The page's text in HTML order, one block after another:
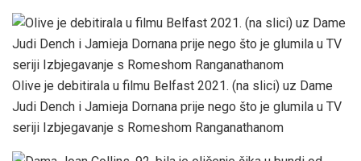
Olive je debitirala u filmu Belfast 2021. (na slici) uz Dame
Judi Dench i Jamieja Dornana prije nego što je glumila u TV
seriji Izbjegavanje s Romeshom Ranganathanom